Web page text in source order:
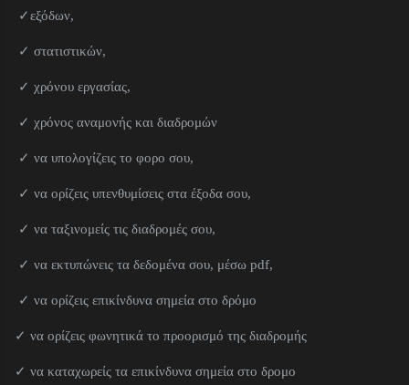
✓εξόδων,
✓ στατιστικών,
✓ χρόνου εργασίας,
✓ χρόνος αναμονής και διαδρομών
✓ να υπολογίζεις το φορο σου,
✓ να ορίζεις υπενθυμίσεις στα έξοδα σου,
✓ να ταξινομείς τις διαδρομές σου,
✓ να εκτυπώνεις τα δεδομένα σου, μέσω pdf,
✓ να ορίζεις επικίνδυνα σημεία στο δρόμο
✓ να ορίζεις φωνητικά το προορισμό της διαδρομής
✓ να καταχωρείς τα επικίνδυνα σημεία στο δρομο